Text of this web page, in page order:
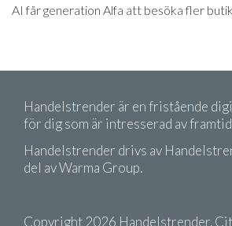
AI får generation Alfa att besöka fler
Handelstrender är en fristående
för dig som är intresserad av
Handelstrender drivs av
del av Warma Group.
Copyright 2026 Handelstrender.